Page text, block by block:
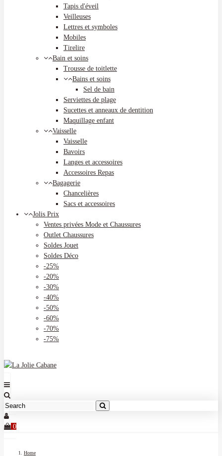
Tapis d'éveil
Veilleuses
Lettres et symboles
Mobiles
Tirelire
Bain et soins
Trousse de toitlette
Bains et soins
Sel de bain
Serviettes de plage
Sucettes et anneaux de dentition
Maquillage enfant
Vaisselle
Vaisselle
Bavoirs
Langes et accessoires
Accessoires Repas
Bagagerie
Chancelières
Sacs et accessoires
Jolis Prix
Ventes privées Mode et Chaussures
Outlet Chaussures
Soldes Jouet
Soldes Déco
-25%
-20%
-30%
-40%
-50%
-60%
-70%
-75%
0
Home